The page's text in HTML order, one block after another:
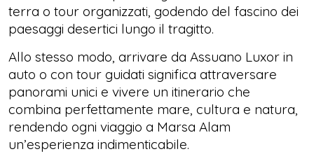
terra o tour organizzati, godendo del fascino dei
paesaggi desertici lungo il tragitto.
Allo stesso modo, arrivare da Assuano Luxor in
auto o con tour guidati significa attraversare
panorami unici e vivere un itinerario che
combina perfettamente mare, cultura e natura,
rendendo ogni viaggio a Marsa Alam
un’esperienza indimenticabile.